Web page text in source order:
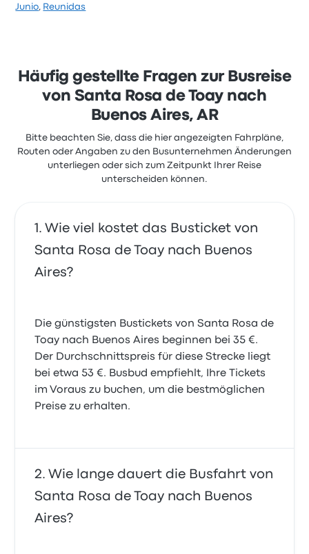
Basierend auf 586 Bewertungen wurde das
General Belgrano für diese Reise beginnen bei 21 €
Junio, Reunidas
Häufig gestellte Fragen zur Busreise
von Santa Rosa de Toay nach
Buenos Aires, AR
Bitte beachten Sie, dass die hier angezeigten Fahrpläne,
Routen oder Angaben zu den Busunternehmen Änderungen
unterliegen oder sich zum Zeitpunkt Ihrer Reise
unterscheiden können.
Wie viel kostet das Busticket von
Santa Rosa de Toay nach Buenos
Aires?
Die günstigsten Bustickets von Santa Rosa de
Toay nach Buenos Aires beginnen bei 35 €.
Der Durchschnittspreis für diese Strecke liegt
bei etwa 53 €. Busbud empfiehlt, Ihre Tickets
im Voraus zu buchen, um die bestmöglichen
Preise zu erhalten.
Wie lange dauert die Busfahrt von
Santa Rosa de Toay nach Buenos
Aires?